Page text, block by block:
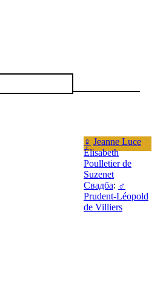
♀ Jeanne Luce
Élisabeth
Poulletier de
Suzenet
Свадба: ♂
Prudent-Léopold
de Villiers